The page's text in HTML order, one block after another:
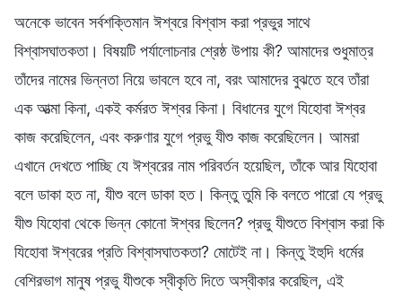
অনেকে ভাবেন সর্বশক্তিমান ঈশ্বরে বিশ্বাস করা প্রভুর সাথে
বিশ্বাসঘাতকতা। বিষয়টি পর্যালোচনার শ্রেষ্ঠ উপায় কী? আমাদের শুধুমাত্র
তাঁদের নামের ভিন্নতা নিয়ে ভাবলে হবে না, বরং আমাদের বুঝতে হবে তাঁরা
এক আত্মা কিনা, একই কর্মরত ঈশ্বর কিনা। বিধানের যুগে যিহোবা ঈশ্বর
কাজ করেছিলেন, এবং করুণার যুগে প্রভু যীশু কাজ করেছিলেন। আমরা
এখানে দেখতে পাচ্ছি যে ঈশ্বরের নাম পরিবর্তন হয়েছিল, তাঁকে আর যিহোবা
বলে ডাকা হত না, যীশু বলে ডাকা হত। কিন্তু তুমি কি বলতে পারো যে প্রভু
যীশু যিহোবা থেকে ভিন্ন কোনো ঈশ্বর ছিলেন? প্রভু যীশুতে বিশ্বাস করা কি
যিহোবা ঈশ্বরের প্রতি বিশ্বাসঘাতকতা? মোটেই না। কিন্তু ইহুদি ধর্মের
বেশিরভাগ মানুষ প্রভু যীশুকে স্বীকৃতি দিতে অস্বীকার করেছিল, এই